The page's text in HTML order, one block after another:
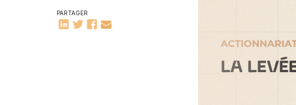
PARTAGER